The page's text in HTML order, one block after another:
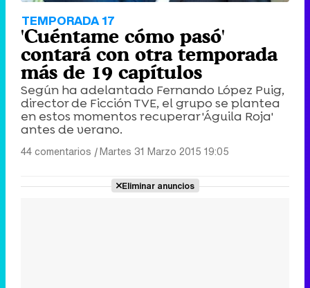
TEMPORADA 17
'Cuéntame cómo pasó'
contará con otra temporada
más de 19 capítulos
Según ha adelantado Fernando López Puig,
director de Ficción TVE, el grupo se plantea
en estos momentos recuperar 'Águila Roja'
antes de verano.
44 comentarios |Martes 31 Marzo 2015 19:05
Eliminar anuncios